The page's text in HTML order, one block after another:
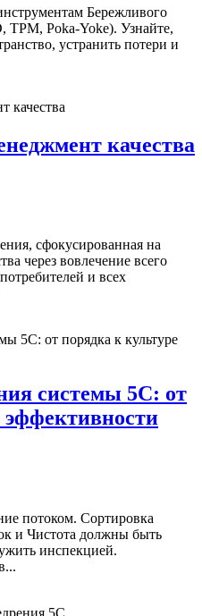
Бережливого
TPM, Poka-Yoke). Узнайте,
устранить потери и
качества
сфокусированная на
через вовлечение всего
и всех
системы 5С: от
эффективности
потоком. Сортировка
и Чистота должны быть
инспекцией.